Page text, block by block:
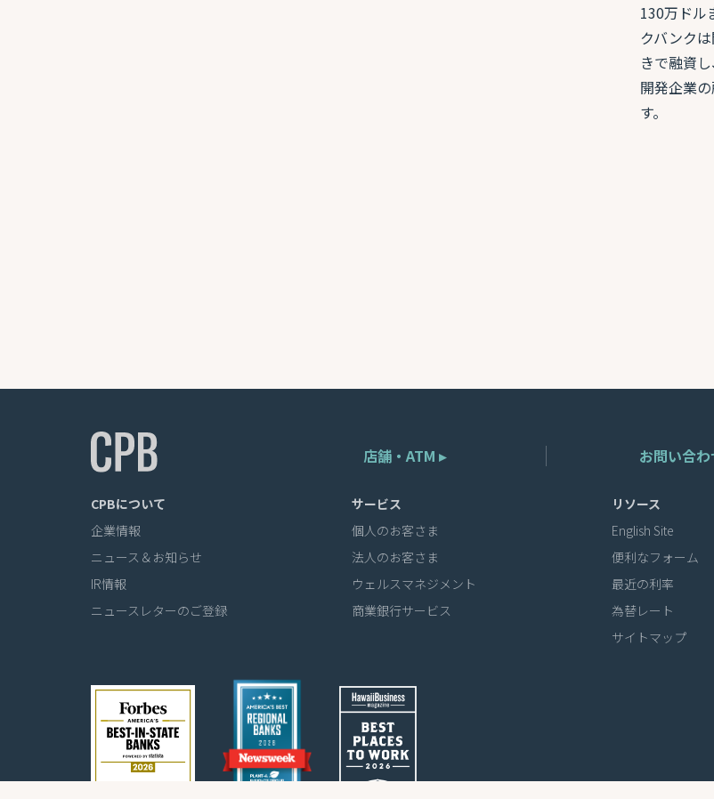
130万ドル
クバンク
きで融資
開発企業
す。
店舗・ATM ▸ お問い合わ
CPBについて
企業情報
ニュース＆お知らせ
IR情報
ニュースレターのご登録
サービス
個人のお客さま
法人のお客さま
ウェルスマネジメント
商業銀行サービス
リソース
English Site
便利なフォーム
最近の利率
為替レート
サイトマップ